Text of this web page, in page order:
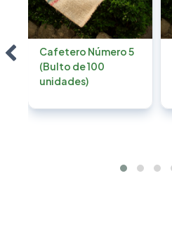
Cafetero Número 5
(Bulto de 100
unidades)